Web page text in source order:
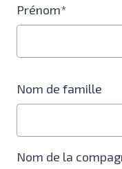
Prénom*
Nom de famille
Nom de la